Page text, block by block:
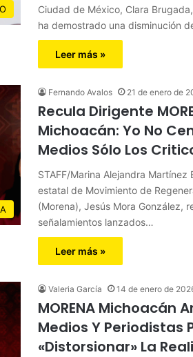
Ciudad de México, Clara
ha demostrado una disminución
Leer más »
Fernando Avalos 21 de enero de
Recula Dirigente
Michoacán: Yo No
Medios Sólo Los
STAFF/Marina Alejandra Martínez
estatal de Movimiento de
(Morena), Jesús Mora González,
señalamientos lanzados…
Leer más »
Valeria García 14 de enero de
MORENA Michoacán
Medios Y Periodistas
«Distorsionar» La